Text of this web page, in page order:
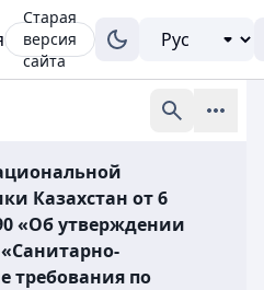
Старая
версия
сайта
Казахстан от 6
«Об утверждении
требования по